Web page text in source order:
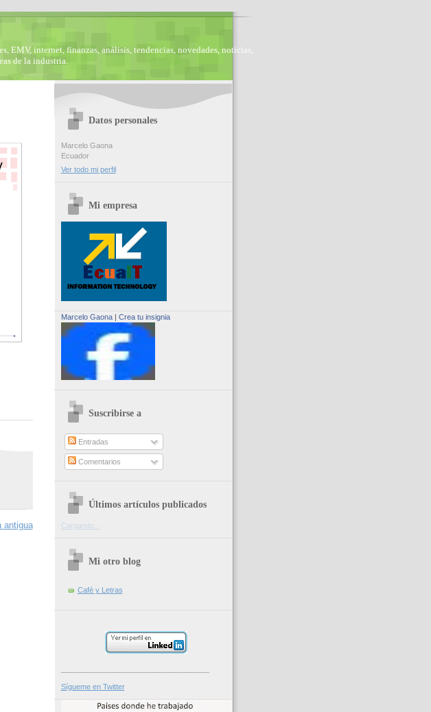
EMV, internet, finanzas, análisis, tendencias, novedades, noticias,
de la industria.
antigua
Datos personales
Marcelo Gaona
Ecuador
Ver todo mi perfil
Mi empresa
Marcelo Gaona| Crea tu insignia
Suscribirse a
Entradas
Comentarios
Últimos artículos publicados
Cargando...
Mi otro blog
Café y Letras
Sígueme en Twitter